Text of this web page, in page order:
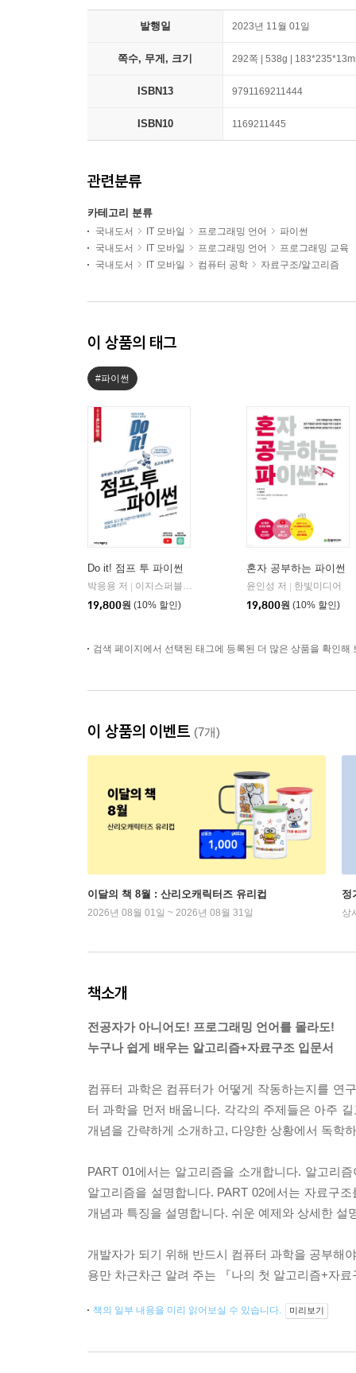
발행일 2023년 11월 01일
쪽수, 무게, 크기 292쪽 | 538g |
ISBN13 9791169211444
ISBN10 1169211445
관련분류
카테고리 분류
국내도서 IT 모바일 프로그래밍 언어
파이썬
국내도서
IT 모바일 프로그래밍 언어
프로그래밍 교육
국내도서
IT 모바일 컴퓨터 공학 자료구조/알고리즘
이 상품의 태그
#파이썬
Do it! 점프 투 파이썬
박응용 저
이지스퍼블리싱
19,800원 (10% 할인)
혼자 공부하는 파이썬
윤인성 저
한빛미디어
19,800원 (10% 할인)
검색 페이지에서 선택된 태그에 등록된 더 많은 상품을 확인해
이 상품의 이벤트 (7개)
이달의 책 8월 : 산리오캐릭터즈 유리컵
2026년 08월 01일 ~ 2026년 08월 31일
정
상
책소개
전공자가 아니어도! 프로그래밍 언어를 몰라도!
누구나 쉽게 배우는 알고리즘+자료구조 입문서
컴퓨터 과학은 컴퓨터가 어떻게 작동하는지를 연
터 과학을 먼저 배웁니다. 각각의 주제들은 아주
개념을 간략하게 소개하고, 다양한 상황에서 독학
PART 01에서는 알고리즘을 소개합니다. 알고리
알고리즘을 설명합니다. PART 02에서는 자료구
개념과 특징을 설명합니다. 쉬운 예제와 상세한
개발자가 되기 위해 반드시 컴퓨터 과학을 공부해
용만 차근차근 알려 주는 『나의 첫 알고리즘+자
책의 일부 내용을 미리 읽어보실 수 있습니다. 미리보기